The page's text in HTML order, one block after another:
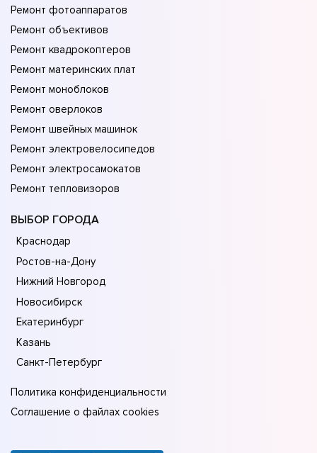
Ремонт фотоаппаратов
Ремонт объективов
Ремонт квадрокоптеров
Ремонт материнских плат
Ремонт моноблоков
Ремонт оверлоков
Ремонт швейных машинок
Ремонт электровелосипедов
Ремонт электросамокатов
Ремонт тепловизоров
ВЫБОР ГОРОДА
Краснодар
Ростов-на-Дону
Нижний Новгород
Новосибирск
Екатеринбург
Казань
Санкт-Петербург
Политика конфиденциальности
Соглашение о файлах cookies